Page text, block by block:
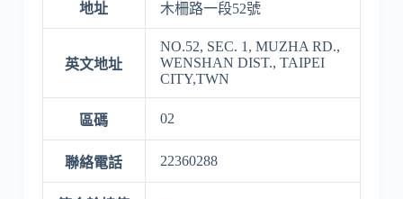
地址 木柵路一段52號
英文地址
NO.52, SEC. 1, MUZHA RD.,
WENSHAN DIST., TAIPEI
CITY,TWN
區碼 02
聯絡電話 22360288